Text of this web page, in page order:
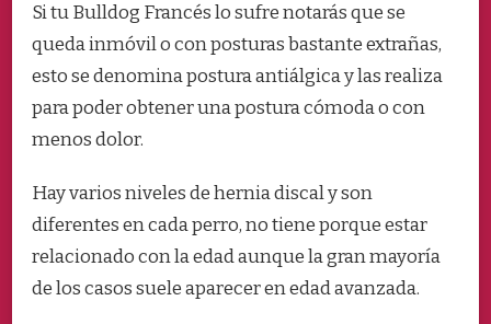
Si tu Bulldog Francés lo sufre notarás que se
queda inmóvil o con posturas bastante extrañas,
esto se denomina postura antiálgica y las realiza
para poder obtener una postura cómoda o con
menos dolor.
Hay varios niveles de hernia discal y son
diferentes en cada perro, no tiene porque estar
relacionado con la edad aunque la gran mayoría
de los casos suele aparecer en edad avanzada.